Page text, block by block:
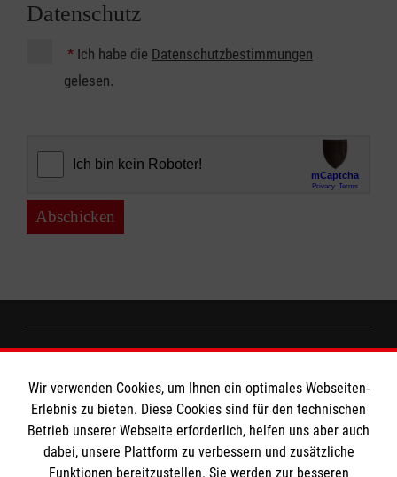
Datenschutz
* Ich habe die Datenschutzbestimmungen
gelesen.
Abschicken
Impressum
Datenschutz
Die Malteser
Wir verwenden Cookies, um Ihnen ein optimales Webseiten-
Erlebnis zu bieten. Diese Cookies sind für den technischen
Betrieb unserer Webseite erforderlich, helfen uns aber auch
dabei, unsere Plattform zu verbessern und zusätzliche
Funktionen bereitzustellen. Sie werden zur besseren